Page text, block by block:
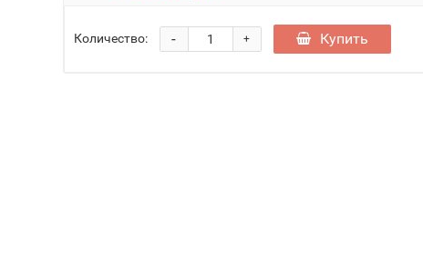
Количество: +
- Купить